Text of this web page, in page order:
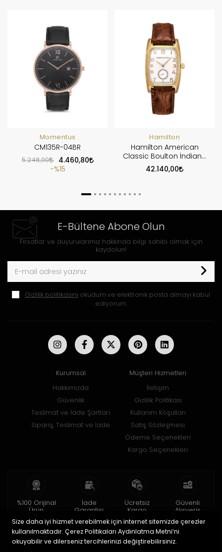
Momentus
CM135R-04BR
5.248,00
4.460,80
%15
Hamilton
Hamilton American
Classic Boulton İndiana
Jones H13431553
42.140,00
E-Bültene Abone Olun
Fırsatlar ve duyurularımız hakkında bilgi sahibi olmak için
kaydolun!
Gizlilik politikasını okudum ve elektronik posta almayı kabul
ediyorum.
Kurumsal
Hakkımızda
Güvenlik
Teslimat ve İade Şartları
Sipariş, Teslimat ve İade
Müşteri Hizmetleri
İletişim
Gizlilik Politikası
Kullanım Koşulları
Satış Sözleşmesi
Ödeme Seçenekleri
Kargo Seçenekleri
%100 Orijinal
Ürün
2 yıl garanti
İade
Garantisi
15 gün içinde
iade
Ücretsiz
Kargo
150 TL ve üzeri
Güvenli
Alışveriş
256bit SSL ile
Size daha iyi hizmet verebilmek için internet sitemizde çerezler
kullanılmaktadır. Çerez Politikaları Aydınlatma Metni’ni
okuyabilir ve dilerseniz tercihlerinizi değiştirebilirsiniz.